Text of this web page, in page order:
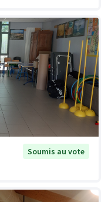
Soumis au vote